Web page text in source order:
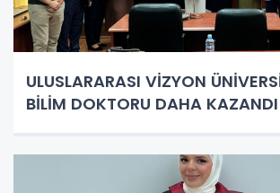
ULUSLARARASI VİZYON
BİLİM DOKTORU DAHA KAZANDI